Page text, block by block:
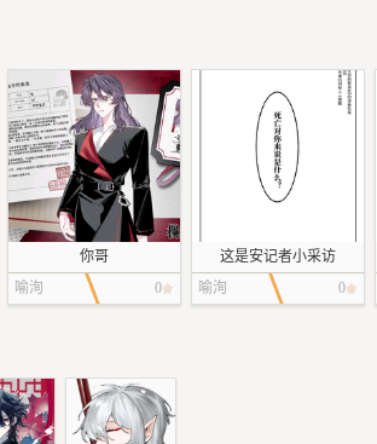
你哥
喻洵
0
这是安记者小采访
喻洵
0